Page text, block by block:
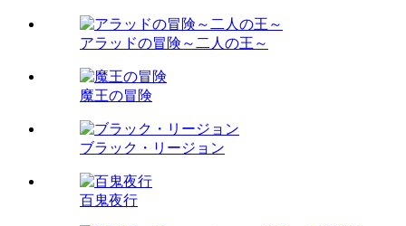
アラッドの冒険～二人の王～
魔王の冒険
ブラック・リージョン
百鬼夜行